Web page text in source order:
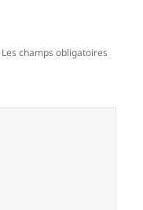
Les champs obligatoires